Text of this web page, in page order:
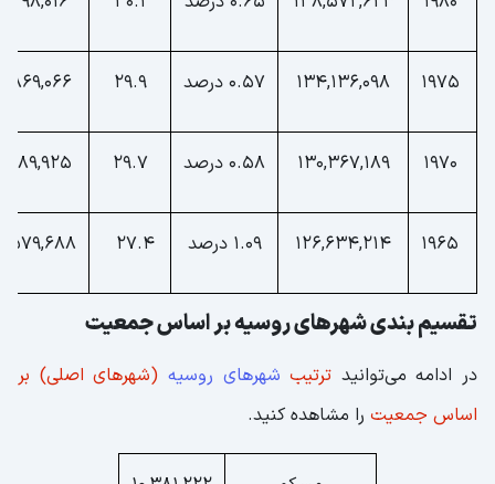
134,136,098 0.57 درصد 29.9
130,367,189 0.58 درصد 29.7
1.09 درصد 27.4
تقسیم‌ بندی شهرهای روسیه بر اساس جمعیت
در ادامه می‌توانید ترتیب شهرهای روسیه (شهرهای اصلی) بر
اساس جمعیت را مشاهده کنید.